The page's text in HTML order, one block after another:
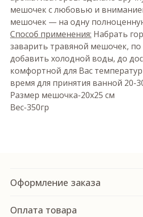
мешочек с любовью и
мешочек — на одну
Способ применения: Набрать
заварить травяной мешочек,
добавить холодной воды, до
комфортной для Вас
время для принятия ванной 20-
Размер мешочка-20х25 см
Вес-350гр
Оформление заказа
Оплата товара